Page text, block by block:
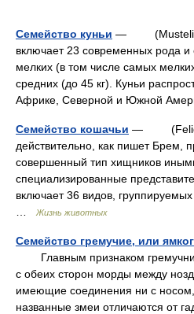
Семейство куньи —
включает 23 современных рода
мелких (в том числе самых
средних (до 45 кг). Куньи
Африке, Северной и Южной
Семейство кошачьи —
действительно, как пишет Брем,
совершенный тип хищников
специализированные
включает 36 видов,
Жизнь животных
Семейство гремучие, или
Главным признаком
с обеих сторон морды между
имеющие соединения ни с носом,
названные змеи отличаются от